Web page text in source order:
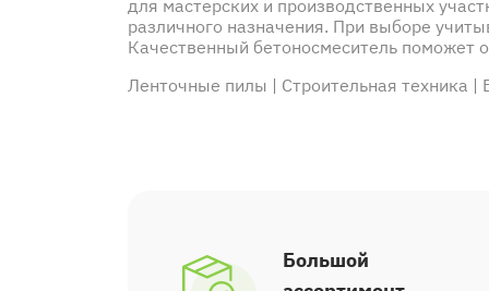
для мастерских и производственных
различного назначения. При выборе
Качественный бетоносмеситель поможет
Ленточные пилы | Строительная техника |
Большой